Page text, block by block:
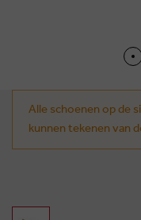
Alle schoenen op de
kunnen tekenen van